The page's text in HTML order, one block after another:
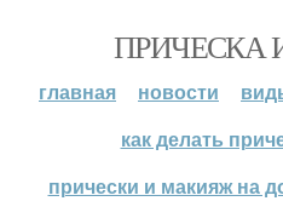
ПРИЧЕСКА
главная новости
как делать
прически и макияж на